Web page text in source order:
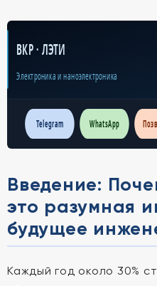
ВКР · ЛЭТИ
Электроника и наноэлектроника
Telegram WhatsApp
Введение:
это разумная
будущее
Каждый год около 30%